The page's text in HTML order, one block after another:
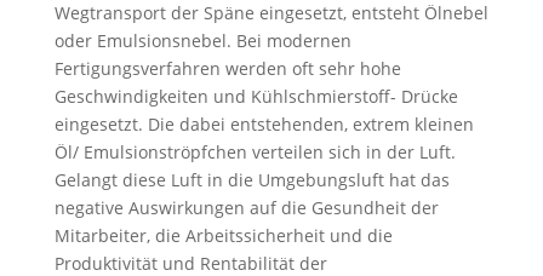
Wegtransport der Späne eingesetzt, entsteht Ölnebel
oder Emulsionsnebel. Bei modernen
Fertigungsverfahren werden oft sehr hohe
Geschwindigkeiten und Kühlschmierstoff- Drücke
eingesetzt. Die dabei entstehenden, extrem kleinen
Öl/ Emulsionströpfchen verteilen sich in der Luft.
Gelangt diese Luft in die Umgebungsluft hat das
negative Auswirkungen auf die Gesundheit der
Mitarbeiter, die Arbeitssicherheit und die
Produktivität und Rentabilität der